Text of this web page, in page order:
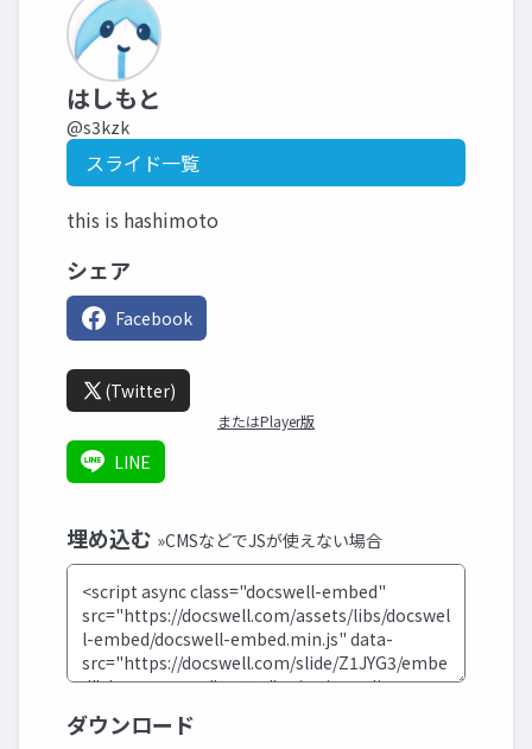
はしもと
@s3kzk
スライド一覧
this is hashimoto
シェア
Facebook
(Twitter)
またはPlayer版
LINE
埋め込む »CMSなどでJSが使えない場合
ダウンロード